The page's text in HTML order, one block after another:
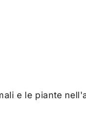
e le piante